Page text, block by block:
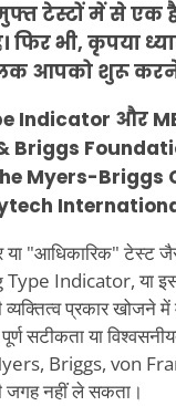
टेस्टों में से एक है
फिर भी, कृपया
आपको शुरू
Indicator और
Myers-Briggs
या "आधिकारिक"
Indicator, या इस
प्रकार खोजने में
सटीकता या
Briggs, von
जगह नहीं ले सकता।